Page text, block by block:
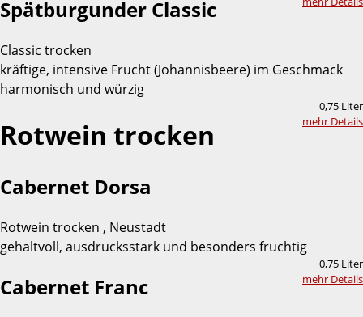
Spätburgunder Classic
Classic trocken
kräftige, intensive Frucht (Johannisbeere) im Geschmack
harmonisch und würzig
0,75 Liter
mehr Details
Rotwein trocken
Cabernet Dorsa
Rotwein trocken , Neustadt
gehaltvoll, ausdrucksstark und besonders fruchtig
0,75 Liter
mehr Details
Cabernet Franc